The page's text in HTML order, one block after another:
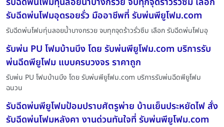
รับฉีดพ่นโฟมอุดรอยรั่ว มืออาชีพที่ รับพ่นพียูโฟม.com
รับฉีดพ่นโฟมทุ่นลอยน้ำบางกรวย จบทุกจุดร้าวรั่วซึม เลือก รับฉีดพ่นโฟมอุ
รับพ่น PU โฟมบ้านบึง โดย รับพ่นพียูโฟม.com บริการรับ
พ่นฉีดพียูโฟม แบบครบวงจร ราคาถูก
รับพ่น PU โฟมบ้านบึง โดย รับพ่นพียูโฟม.com บริการรับพ่นฉีดพียูโฟม
ฉนวน
รับฉีดพ่นพียูโฟมป้อมปราบศัตรูพ่าย บ้านเย็นประหยัดไฟ สั่ง
รับฉีดพ่นโฟมหลังคา งานด่วนทันใจที่ รับพ่นพียูโฟม.com